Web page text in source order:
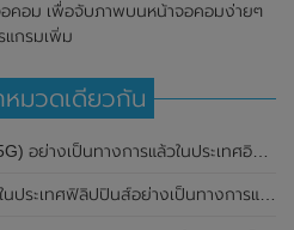
อคอม เพื่อจับภาพบนหน้าจอคอมง่ายๆ
แกรมเพิ่ม
หมวดเดียวกัน
มาพร้อมชิปเซ็ต Snapdragon 7s Gen 2 ของ Qualcomm และรองรับเครือข่าย 5G
T612 , กล้องหลัง ความละเอียด 13MP , แบตเตอรี่ 5,000mAh และหน้าจอแสดงผล LCD / 90Hz